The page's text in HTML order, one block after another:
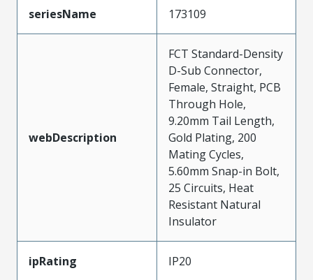
seriesName 173109
webDescription
FCT Standard-Density
D-Sub Connector,
Female, Straight, PCB
Through Hole,
9.20mm Tail Length,
Gold Plating, 200
Mating Cycles,
5.60mm Snap-in Bolt,
25 Circuits, Heat
Resistant Natural
Insulator
ipRating IP20